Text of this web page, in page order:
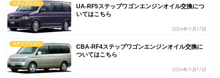
ステップワゴン
UA-RF5ステップワゴンエンジンオイル交換につ
いてはこちら
2024年11月17日
ステップワゴン
CBA-RF4ステップワゴンエンジンオイル交換に
ついてはこちら
2024年11月17日